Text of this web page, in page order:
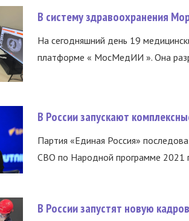
В систему здравоохранения
На сегодняшний день 19
платформе « МосМедИИ ». Она
В России запускают
Партия «Единая Россия»
СВО по Народной программе 2021
В России запустят новую